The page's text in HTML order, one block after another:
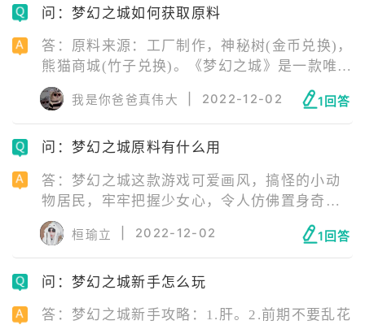
问：梦幻之城如何获取原料
答：原料来源：工厂制作，神秘树(金币兑换)，
熊猫商城(竹子兑换)。《梦幻之城》是一款唯美
治愈的城市模拟经营建设手游，可爱画风，搞
怪的小动物居民，牢牢把握少女心，令人仿佛
置身奇幻世界。
我是你爸爸真伟大 2022-12-02 1回答
问：梦幻之城原料有什么用
答：梦幻之城这款游戏可爱画风，搞怪的小动
物居民，牢牢把握少女心，令人仿佛置身奇幻
世界中。原料可以作为热气球兑换建材、漂流
瓶兑换金币繁荣度环境值、装载熊猫的背包让
它出发旅行、建材用于开荒及建设。
桓瑜立 2022-12-02 1回答
问：梦幻之城新手怎么玩
答：梦幻之城新手攻略：1.肝。2.前期不要乱花